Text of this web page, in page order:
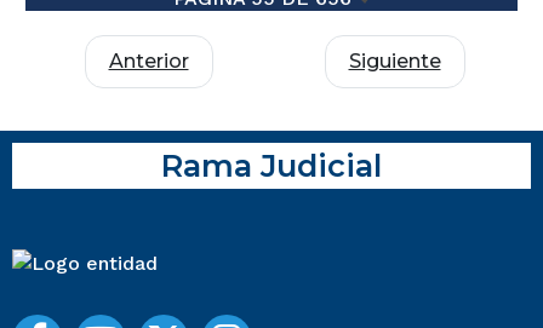
Anterior Siguiente
Rama Judicial